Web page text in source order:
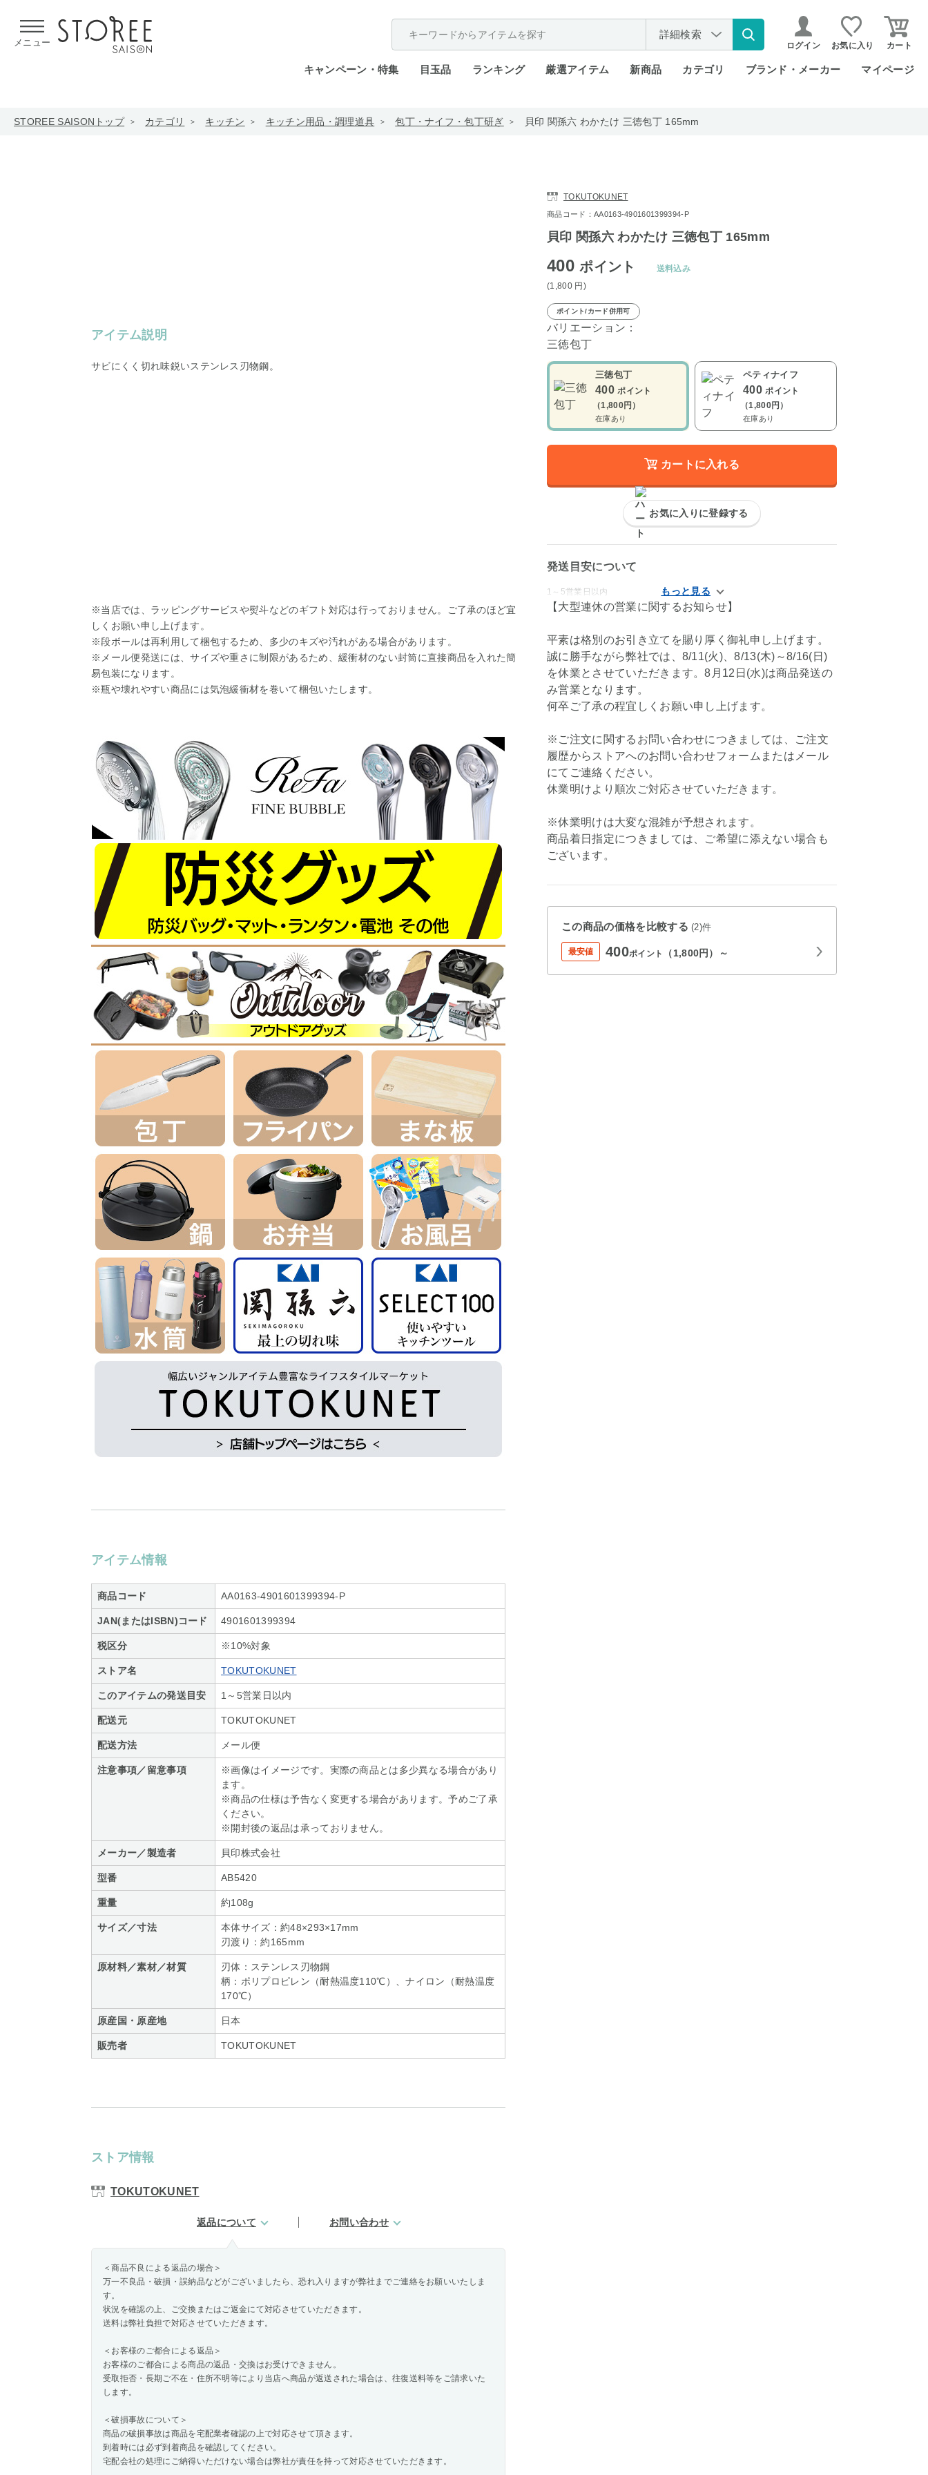
メニュー
詳細検索
ログイン お気に入り カート
キャンペーン・特集 目玉品 ランキング 厳選アイテム 新商品 カテゴリ ブランド・メーカー マイページ
STOREE SAISONトップ カテゴリ キッチン キッチン用品・調理道具 包丁・ナイフ・包丁研ぎ 貝印 関孫六 わかたけ 三徳包丁 165mm
アイテム説明
サビにくく切れ味鋭いステンレス刃物鋼。
※当店では、ラッピングサービスや熨斗などのギフト対応は行っておりません。ご了承のほど宜
しくお願い申し上げます。
※段ボールは再利用して梱包するため、多少のキズや汚れがある場合があります。
※メール便発送には、サイズや重さに制限があるため、緩衝材のない封筒に直接商品を入れた簡
易包装になります。
※瓶や壊れやすい商品には気泡緩衝材を巻いて梱包いたします。
アイテム情報
商品コード AA0163-4901601399394-P
JAN(またはISBN)コード 4901601399394
税区分 ※10%対象
ストア名 TOKUTOKUNET
このアイテムの発送目安 1～5営業日以内
配送元 TOKUTOKUNET
配送方法 メール便
注意事項／留意事項
※画像はイメージです。実際の商品とは多少異なる場合があり
ます。
※商品の仕様は予告なく変更する場合があります。予めご了承
ください。
※開封後の返品は承っておりません。
メーカー／製造者 貝印株式会社
型番 AB5420
重量 約108g
サイズ／寸法
本体サイズ：約48×293×17mm
刃渡り：約165mm
原材料／素材／材質
刃体：ステンレス刃物鋼
柄：ポリプロピレン（耐熱温度110℃）、ナイロン（耐熱温度
170℃）
原産国・原産地 日本
販売者 TOKUTOKUNET
ストア情報
TOKUTOKUNET
返品について お問い合わせ
＜商品不良による返品の場合＞
万一不良品・破損・誤納品などがございましたら、恐れ入りますが弊社までご連絡をお願いいたしま
す。
状況を確認の上、ご交換またはご返金にて対応させていただきます。
送料は弊社負担で対応させていただきます。
＜お客様のご都合による返品＞
お客様のご都合による商品の返品・交換はお受けできません。
受取拒否・長期ご不在・住所不明等により当店へ商品が返送された場合は、往復送料等をご請求いた
します。
＜破損事故について＞
商品の破損事故は商品を宅配業者確認の上で対応させて頂きます。
到着時には必ず到着商品を確認してください。
宅配会社の処理にご納得いただけない場合は弊社が責任を持って対応させていただきます。
TOKUTOKUNET
商品コード：AA0163-4901601399394-P
貝印 関孫六 わかたけ 三徳包丁 165mm
400ポイント
(1,800 円 )
送料込み
ポイント/カード併用可
バリエーション：
三徳包丁
三徳包丁
400 ポイント
（1,800円）
在庫あり
ペティナイフ
400 ポイント
（1,800円）
在庫あり
カートに入れる
お気に入りに登録する
発送目安について
1～5営業日以内
【大型連休の営業に関するお知らせ】
平素は格別のお引き立てを賜り厚く御礼申し上げます。
誠に勝手ながら弊社では、8/11(火)、8/13(木)～8/16(日)
を休業とさせていただきます。8月12日(水)は商品発送の
み営業となります。
何卒ご了承の程宜しくお願い申し上げます。
※ご注文に関するお問い合わせにつきましては、ご注文
履歴からストアへのお問い合わせフォームまたはメール
にてご連絡ください。
休業明けより順次ご対応させていただきます。
※休業明けは大変な混雑が予想されます。
商品着日指定につきましては、ご希望に添えない場合も
ございます。
この商品の価格を比較する(2)件
最安値 400ポイント （1,800円）～